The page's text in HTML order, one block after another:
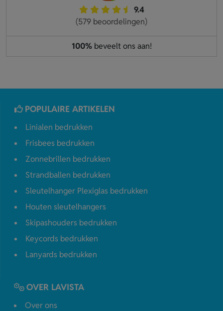
9.4
(579 beoordelingen)
100%beveelt ons aan!
POPULAIRE ARTIKELEN
Linialen bedrukken
Frisbees bedrukken
Zonnebrillen bedrukken
Strandballen bedrukken
Sleutelhanger Plexiglas bedrukken
Houten sleutelhangers
Skipashouders bedrukken
Keycords bedrukken
Lanyards bedrukken
OVER LAVISTA
Over ons